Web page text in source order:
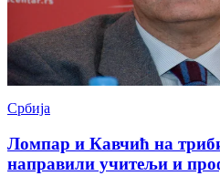
Србија
Ломпар и Кавчић на
направили учитељи и